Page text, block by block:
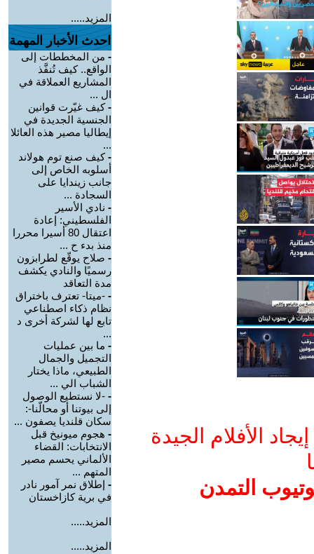
الأفلام الجيدة
التمدن
المزيد.....
احدث الأخبار المهمة
- من المخططات إلى
الواقع.. كيف تُنفَّذ
المشاريع العملاقة في
ال ...
-كيف غيّرت قوانين
الجنسية الجديدة في
إيطاليا مصير هذه العائلا
...
-كيف صنع توم هولاند
أسلوبه الخاص إلى
جانب زيندايا على
السجادة ...
- نادي الأسير
الفلسطيني: إعادة
اعتقال 80 أسيرا محررا
منذ بدء ح ...
- صلاح يوقّع لطرابزون
رسميًا والنادي يكشف
مدة التعاقد
- -ميتا- تعترف باختراق
نظام ذكاء اصطناعي
تابع لها لشركة أخرى د
...
- ما بين عمليات
التجميل والجمال
الطبيعي، ماذا يختار
الشباب الي ...
- -لا نستطيع الوصول
إلى بيوتنا أو محالّنا-:
سكان قلنديا يصفون ...
- هجوم ميونيخ قبل
الانتخابات: القضاء
الألماني يحسم مصير
المتهم ...
- إطلاق نمر آمور نادر
في برية كازاخستان
المزيد.....
المزيد.....